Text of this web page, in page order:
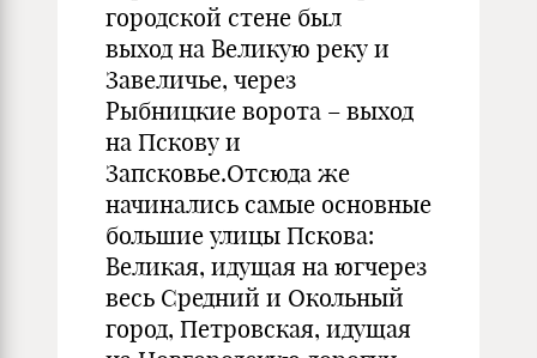
городской стене был
выход на Великую реку и
Завеличье, через
Рыбницкие ворота – выход
на Пскову и
Запсковье.Отсюда же
начинались самые основные
большие улицы Пскова:
Великая, идущая на югчерез
весь Средний и Окольный
город, Петровская, идущая